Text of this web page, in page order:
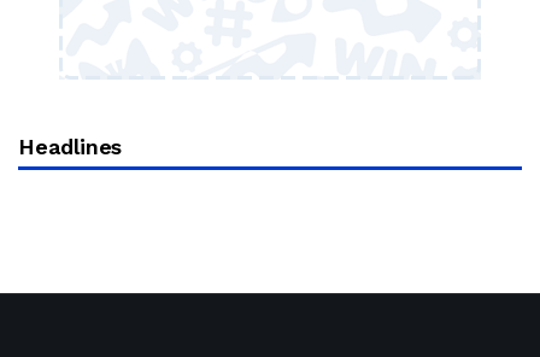
Headlines